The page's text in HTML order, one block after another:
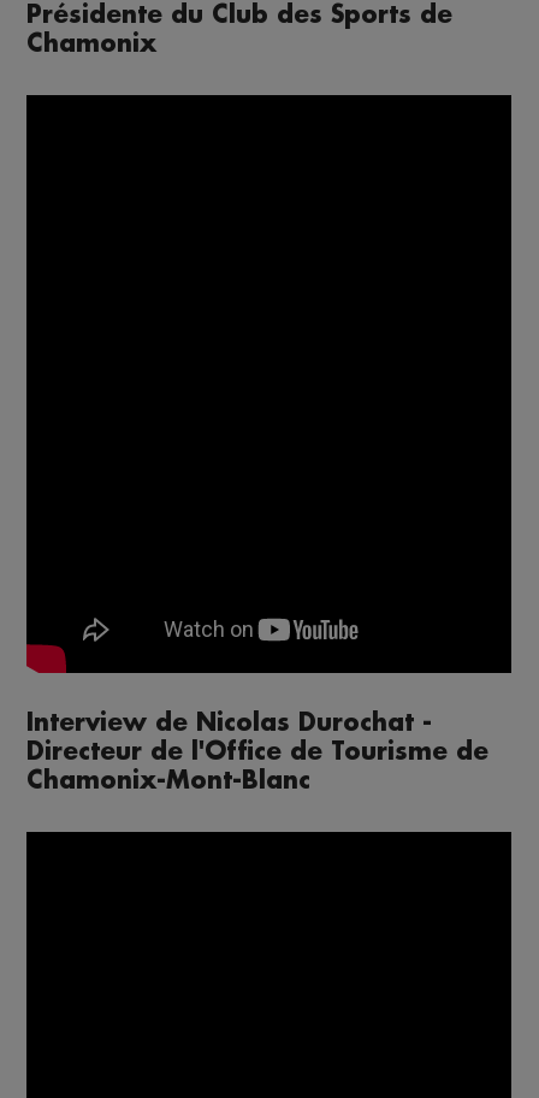
Présidente du Club des Sports de
Chamonix
Interview de Nicolas Durochat -
Directeur de l'Office de Tourisme de
Chamonix-Mont-Blanc